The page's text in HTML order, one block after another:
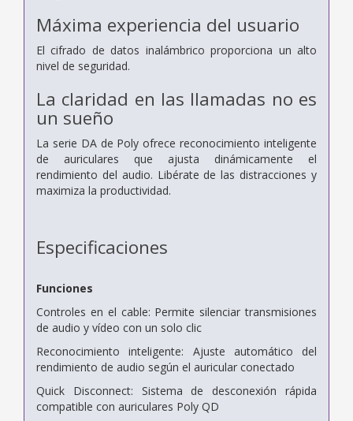
Máxima experiencia del usuario
El cifrado de datos inalámbrico proporciona un alto
nivel de seguridad.
La claridad en las llamadas no es
un sueño
La serie DA de Poly ofrece reconocimiento inteligente
de auriculares que ajusta dinámicamente el
rendimiento del audio. Libérate de las distracciones y
maximiza la productividad.
Especificaciones
Funciones
Controles en el cable: Permite silenciar transmisiones
de audio y vídeo con un solo clic
Reconocimiento inteligente: Ajuste automático del
rendimiento de audio según el auricular conectado
Quick Disconnect: Sistema de desconexión rápida
compatible con auriculares Poly QD